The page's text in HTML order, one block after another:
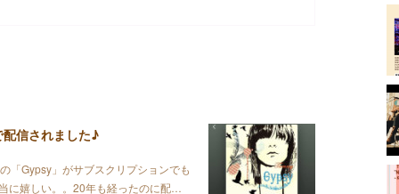
信されました♪
「Gypsy」がサブスクリプションでも
に嬉しい。。20年も経ったのに配…